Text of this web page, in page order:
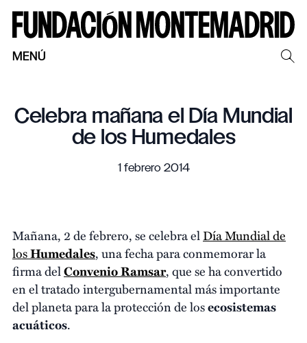
MENÚ
Celebra mañana el Día Mundial
de los Humedales
1 febrero 2014
Mañana, 2 de febrero, se celebra elDía Mundial de
losHumedales, una fecha para conmemorar la
firma delConvenio Ramsar, que se ha convertido
en el tratado intergubernamental más importante
del planeta para la protección de losecosistemas
acuáticos.